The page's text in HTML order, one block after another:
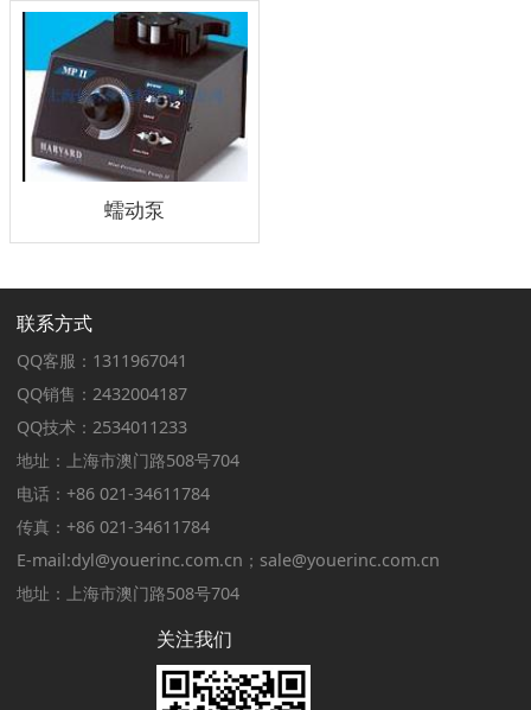
蠕动泵
联系方式
QQ客服：1311967041
QQ销售：2432004187
QQ技术：2534011233
地址：上海市澳门路508号704
电话：+86 021-34611784
传真：+86 021-34611784
E-mail:dyl@youerinc.com.cn；sale@youerinc.com.cn
地址：上海市澳门路508号704
关注我们